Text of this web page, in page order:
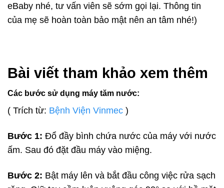
eBaby nhé, tư vấn viên sẽ sớm gọi lại. Thông tin
của mẹ sẽ hoàn toàn bảo mật nên an tâm nhé!)
Bài viết tham khảo xem thêm
Các bước sử dụng máy tăm nước:
( Trích từ: Bệnh Viện Vinmec )
Bước 1: Đổ đầy bình chứa nước của máy với nước
ấm. Sau đó đặt đầu máy vào miệng.
Bước 2: Bật máy lên và bắt đầu công việc rửa sạch